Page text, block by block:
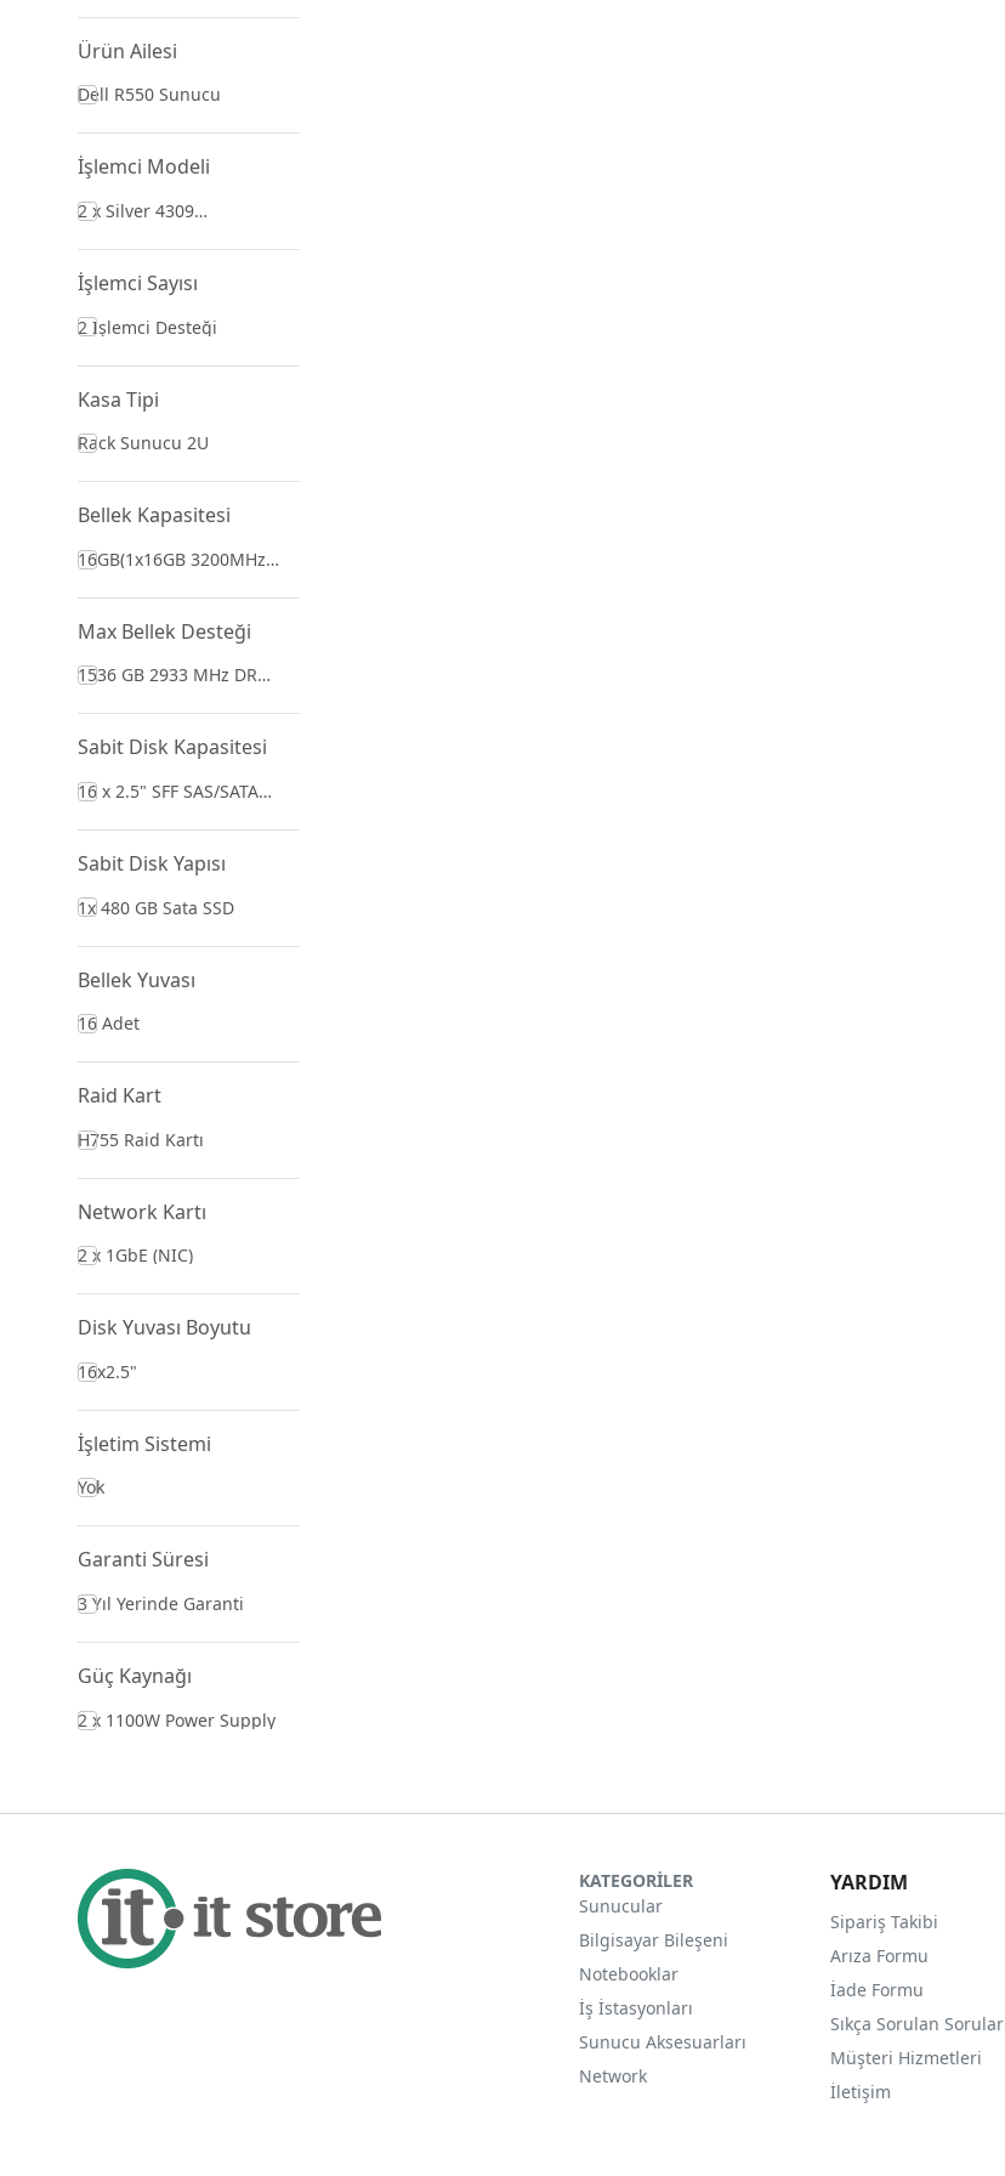
Ürün Ailesi
Dell R550 Sunucu
İşlemci Modeli
2 x Silver 4309
(2.2GHz/8-Core)
İşlemci Sayısı
2 İşlemci Desteği
Kasa Tipi
Rack Sunucu 2U
Bellek Kapasitesi
16GB(1x16GB 3200MHz)
RDIMM
Max Bellek Desteği
1536 GB 2933 MHz DR4-
RDRAM
Sabit Disk Kapasitesi
16 x 2.5" SFF SAS/SATA
Hot Plug
Sabit Disk Yapısı
1x 480 GB Sata SSD
Bellek Yuvası
16 Adet
Raid Kart
H755 Raid Kartı
Network Kartı
2 x 1GbE (NIC)
Disk Yuvası Boyutu
16x2.5"
İşletim Sistemi
Yok
Garanti Süresi
3 Yıl Yerinde Garanti
Güç Kaynağı
2 x 1100W Power Supply
KATEGORİLER
Sunucular
Bilgisayar Bileşeni
Notebooklar
İş İstasyonları
Sunucu Aksesuarları
Network
YARDIM
Sipariş Takibi
Arıza Formu
İade Formu
Sıkça Sorulan Sorular
Müşteri Hizmetleri
İletişim